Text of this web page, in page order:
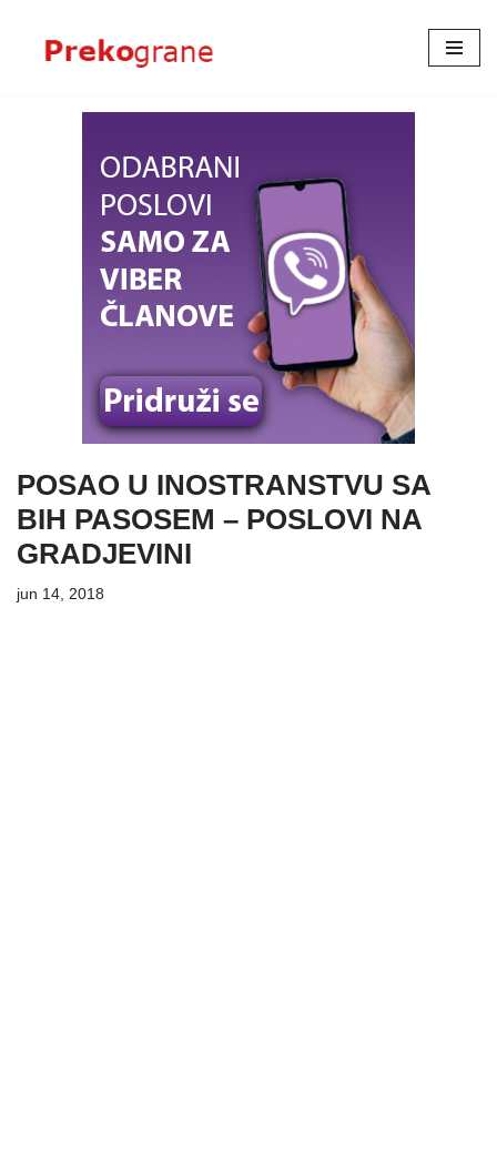
Skoči
POSAO U INOSTRANSTVU SA
BIH PASOSEM – POSLOVI NA
GRADJEVINI
jun 14, 2018